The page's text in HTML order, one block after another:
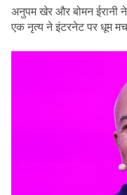
अनुपम खेर और बोमन ईरानी
एक नृत्य ने इंटरनेट पर धूम